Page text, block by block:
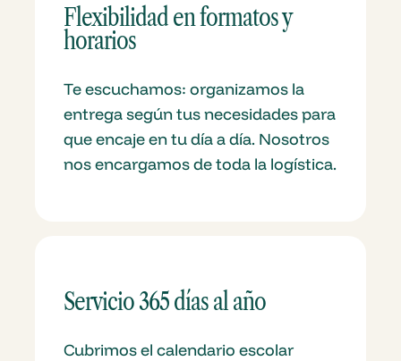
Flexibilidad en formatos y
horarios
Te escuchamos: organizamos la
entrega según tus necesidades para
que encaje en tu día a día. Nosotros
nos encargamos de toda la logística.
Servicio 365 días al año
Cubrimos el calendario escolar